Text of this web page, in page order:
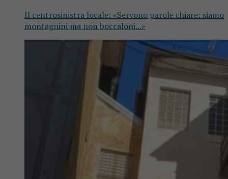
Il centrosinistra locale: «Servono parole chiare: siamo
montagnini ma non boccaloni...»